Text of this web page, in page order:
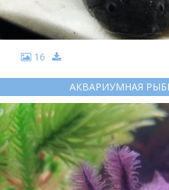
16
АКВАРИУМНАЯ